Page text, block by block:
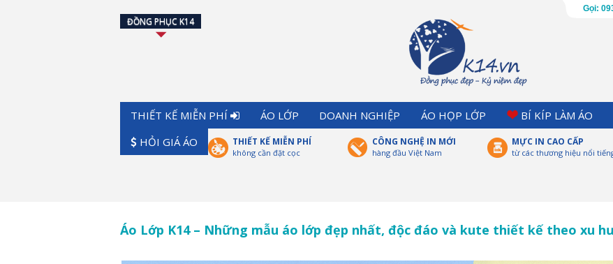
ĐỒNG PHỤC K14
Gọi:
THIẾT KẾ MIỄN PHÍ ÁO LỚP DOANH NGHIỆP ÁO HỌP LỚP BÍ KÍP LÀM ÁO
HỎI GIÁ ÁO
THIẾT KẾ MIỄN PHÍ
không cần đặt cọc
CÔNG NGHỆ IN MỚI
hàng đầu Việt Nam
MỰC IN CAO CẤP
từ các thương hiệu nổi
Áo Lớp K14 – Những mẫu áo lớp đẹp nhất, độc đáo và kute thiết kế theo xu